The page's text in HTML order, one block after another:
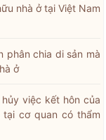
nhà ở tại Việt Nam
phân chia di sản mà
ở
việc kết hôn của
cơ quan có thẩm